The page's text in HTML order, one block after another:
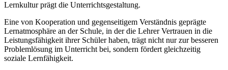
Lernkultur prägt die Unterrichtsgestaltung.
Eine von Kooperation und gegenseitigem Verständnis geprägte
Lernatmosphäre an der Schule, in der die Lehrer Vertrauen in die
Leistungsfähigkeit ihrer Schüler haben, trägt nicht nur zur besseren
Problemlösung im Unterricht bei, sondern fördert gleichzeitig
soziale Lernfähigkeit.